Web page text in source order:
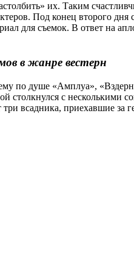
их. Таким
Под конец второго
для съемок. В ответ на
в жанре вестерн
по душе «Амплуа»,
столкнулся с несколькими
три всадника, приехавшие за